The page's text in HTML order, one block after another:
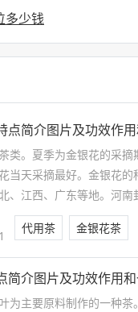
多少钱
点简介图片及功效作
类。夏季为金银花的采
当天采摘最好。金银花
、江西、广东等地。河
代用茶 金银花茶
简介图片及功效作用
为主要原料制作的一种